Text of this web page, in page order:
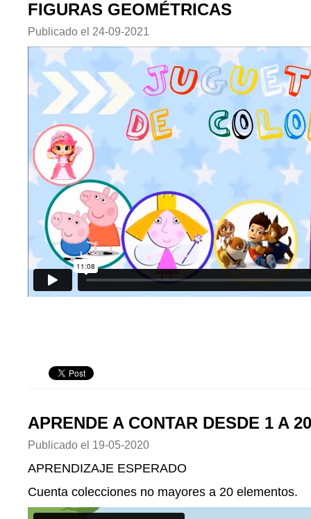
FIGURAS GEOMÉTRICAS
Publicado el 24-09-2021
APRENDE A CONTAR DESDE 1 A 20
Publicado el 19-05-2020
APRENDIZAJE ESPERADO
Cuenta colecciones no mayores a 20 elementos.